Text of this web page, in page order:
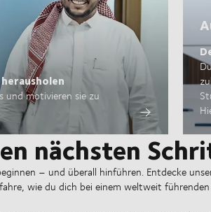
und motivieren sie zu
nächsten
– und überall hinführen. Entdecke
wie du dich bei einem weltweit